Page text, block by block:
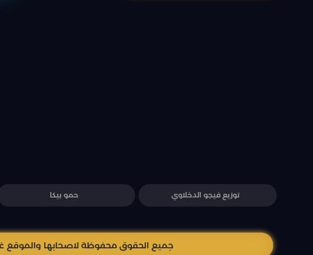
توزيع فيجو الدخلاوي حمو بيكا
جميع الحقوق محفوظة لاصحابها والموقع